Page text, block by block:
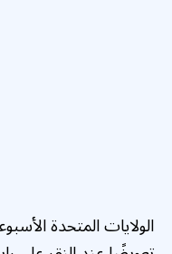
الولايات المتحدة